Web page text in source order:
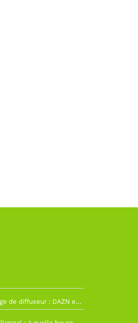
La Liga change de diffuseur : DAZN et Disney+ remplacent beIN Sports !